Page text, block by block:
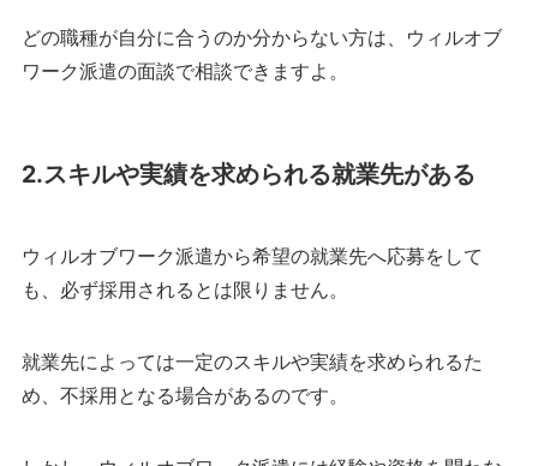
どの職種が自分に合うのか分からない方は、ウィルオブ
ワーク派遣の面談で相談できますよ。
2.スキルや実績を求められる就業先がある
ウィルオブワーク派遣から希望の就業先へ応募をして
も、必ず採用されるとは限りません。
就業先によっては一定のスキルや実績を求められるた
め、不採用となる場合があるのです。